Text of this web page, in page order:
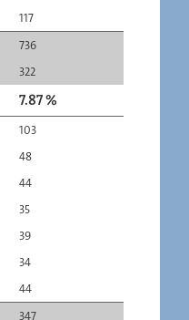
736
322
117
7.87 %
347
103
48
44
35
39
34
44